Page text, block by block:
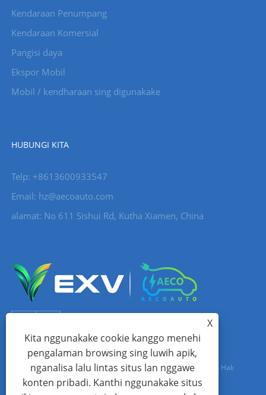
Kendaraan Penumpang
Kendaraan Komersial
Pangisi daya
Ekspor Mobil
Mobil / kendharaan sing digunakake
HUBUNGI KITA
Telp: +8613600933547
Email: hz@aecoauto.com
alamat: No 611 Sishui Rd, Kutha Xiamen, China
Hak Cipta © 2024 Xiamen Aecoauto Technology Co., Ltd. Kabeh Hak
dilindhungi undhang-undhang.
X
Kita nggunakake cookie kanggo menehi
pengalaman browsing sing luwih apik,
nganalisa lalu lintas situs lan nggawe
konten pribadi. Kanthi nggunakake situs